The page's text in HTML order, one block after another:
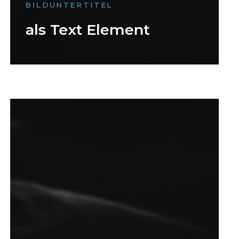
BILDUNTERTITEL
als Text Element